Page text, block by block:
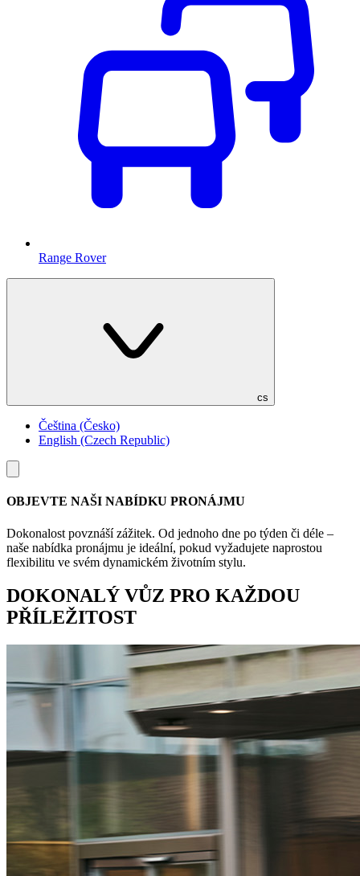
Range Rover
cs
Čeština (Česko)
English (Czech Republic)
Toggle
OBJEVTE NAŠI NABÍDKU PRONÁJMU
Dokonalost povznáší zážitek. Od jednoho dne po týden či déle –
naše nabídka pronájmu je ideální, pokud vyžadujete naprostou
flexibilitu ve svém dynamickém životním stylu.
DOKONALÝ VŮZ PRO KAŽDOU
PŘÍLEŽITOST